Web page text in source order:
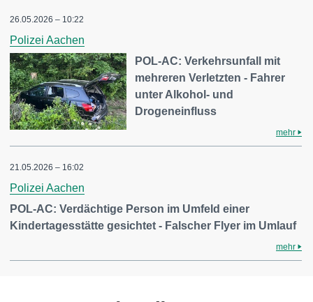
26.05.2026 – 10:22
Polizei Aachen
POL-AC: Verkehrsunfall mit
mehreren Verletzten - Fahrer
unter Alkohol- und
Drogeneinfluss
mehr
21.05.2026 – 16:02
Polizei Aachen
POL-AC: Verdächtige Person im Umfeld einer
Kindertagesstätte gesichtet - Falscher Flyer im Umlauf
mehr